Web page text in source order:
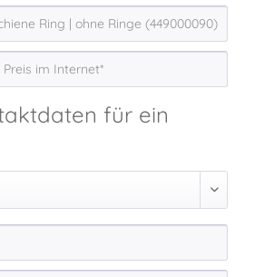
für ein